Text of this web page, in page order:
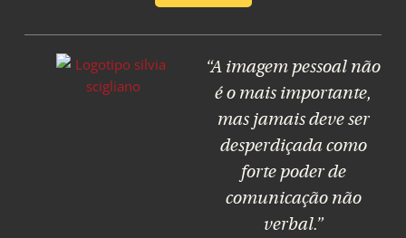
“A imagem pessoal não
é o mais importante,
mas jamais deve ser
desperdiçada como
forte poder de
comunicação não
verbal.”